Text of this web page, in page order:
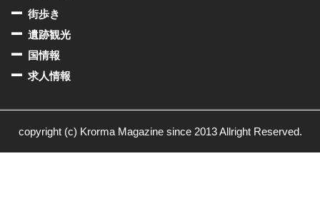
街歩き
遺跡観光
国情報
求人情報
copyright (c) Krorma Magazine since 2013 Allright Reserved.